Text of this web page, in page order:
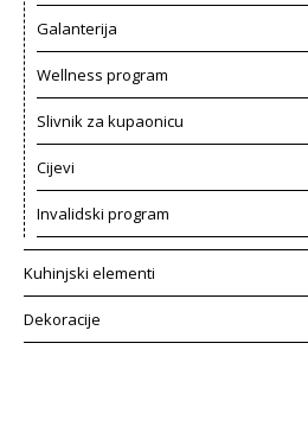
Galanterija
Wellness program
Slivnik za kupaonicu
Cijevi
Invalidski program
Kuhinjski elementi
Dekoracije